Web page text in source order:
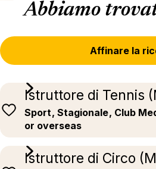
Abbiamo
Affinare la
Istruttore di Tennis
Sport, Stagionale, Club
or overseas
Istruttore di Circo